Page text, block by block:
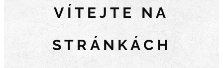
VÍTEJTE NA
STRÁNKÁCH